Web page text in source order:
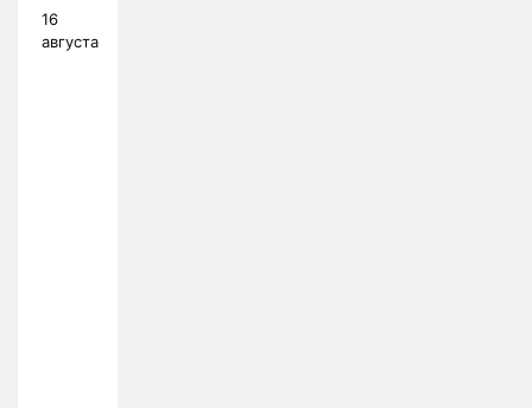
16
августа